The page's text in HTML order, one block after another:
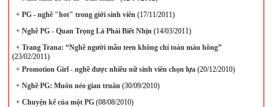
+PG - nghề "hot" trong giới sinh viên(17/11/2011)
+Nghề PG - Quan Trọng Là Phải Biết Nhịn(14/03/2011)
+Trang Trana: “Nghề người mẫu teen không chỉ toàn màu hồng”
(23/02/2011)
+Promotion Girl - nghề được nhiều nữ sinh viên chọn lựa(20/12/2010)
+Nghề PG: Muôn nẻo gian truân(30/09/2010)
+Chuyện kể của một PG(08/08/2010)